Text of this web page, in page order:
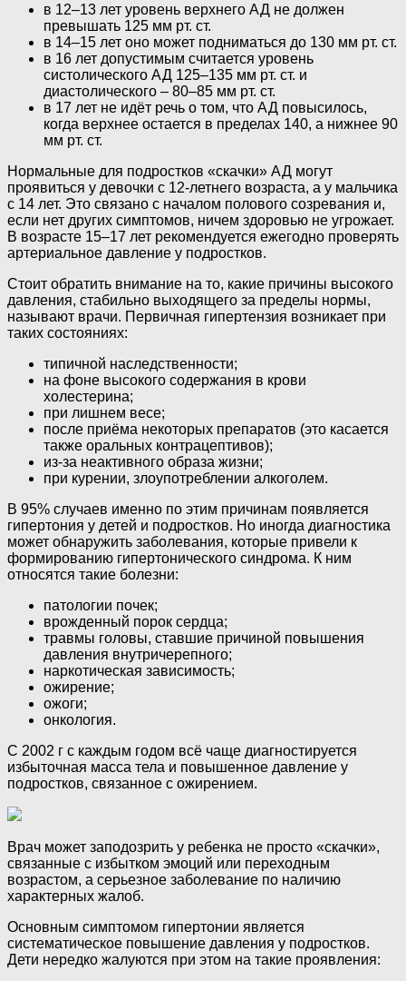
в 12–13 лет уровень верхнего АД не должен
превышать 125 мм рт. ст.
в 14–15 лет оно может подниматься до 130 мм рт. ст.
в 16 лет допустимым считается уровень
систолического АД 125–135 мм рт. ст. и
диастолического – 80–85 мм рт. ст.
в 17 лет не идёт речь о том, что АД повысилось,
когда верхнее остается в пределах 140, а нижнее 90
мм рт. ст.
Нормальные для подростков «скачки» АД могут
проявиться у девочки с 12-летнего возраста, а у мальчика
с 14 лет. Это связано с началом полового созревания и,
если нет других симптомов, ничем здоровью не угрожает.
В возрасте 15–17 лет рекомендуется ежегодно проверять
артериальное давление у подростков.
Стоит обратить внимание на то, какие причины высокого
давления, стабильно выходящего за пределы нормы,
называют врачи. Первичная гипертензия возникает при
таких состояниях:
типичной наследственности;
на фоне высокого содержания в крови
холестерина;
при лишнем весе;
после приёма некоторых препаратов (это касается
также оральных контрацептивов);
из-за неактивного образа жизни;
при курении, злоупотреблении алкоголем.
В 95% случаев именно по этим причинам появляется
гипертония у детей и подростков. Но иногда диагностика
может обнаружить заболевания, которые привели к
формированию гипертонического синдрома. К ним
относятся такие болезни:
патологии почек;
врожденный порок сердца;
травмы головы, ставшие причиной повышения
давления внутричерепного;
наркотическая зависимость;
ожирение;
ожоги;
онкология.
С 2002 г с каждым годом всё чаще диагностируется
избыточная масса тела и повышенное давление у
подростков, связанное с ожирением.
Врач может заподозрить у ребенка не просто «скачки»,
связанные с избытком эмоций или переходным
возрастом, а серьезное заболевание по наличию
характерных жалоб.
Основным симптомом гипертонии является
систематическое повышение давления у подростков.
Дети нередко жалуются при этом на такие проявления: